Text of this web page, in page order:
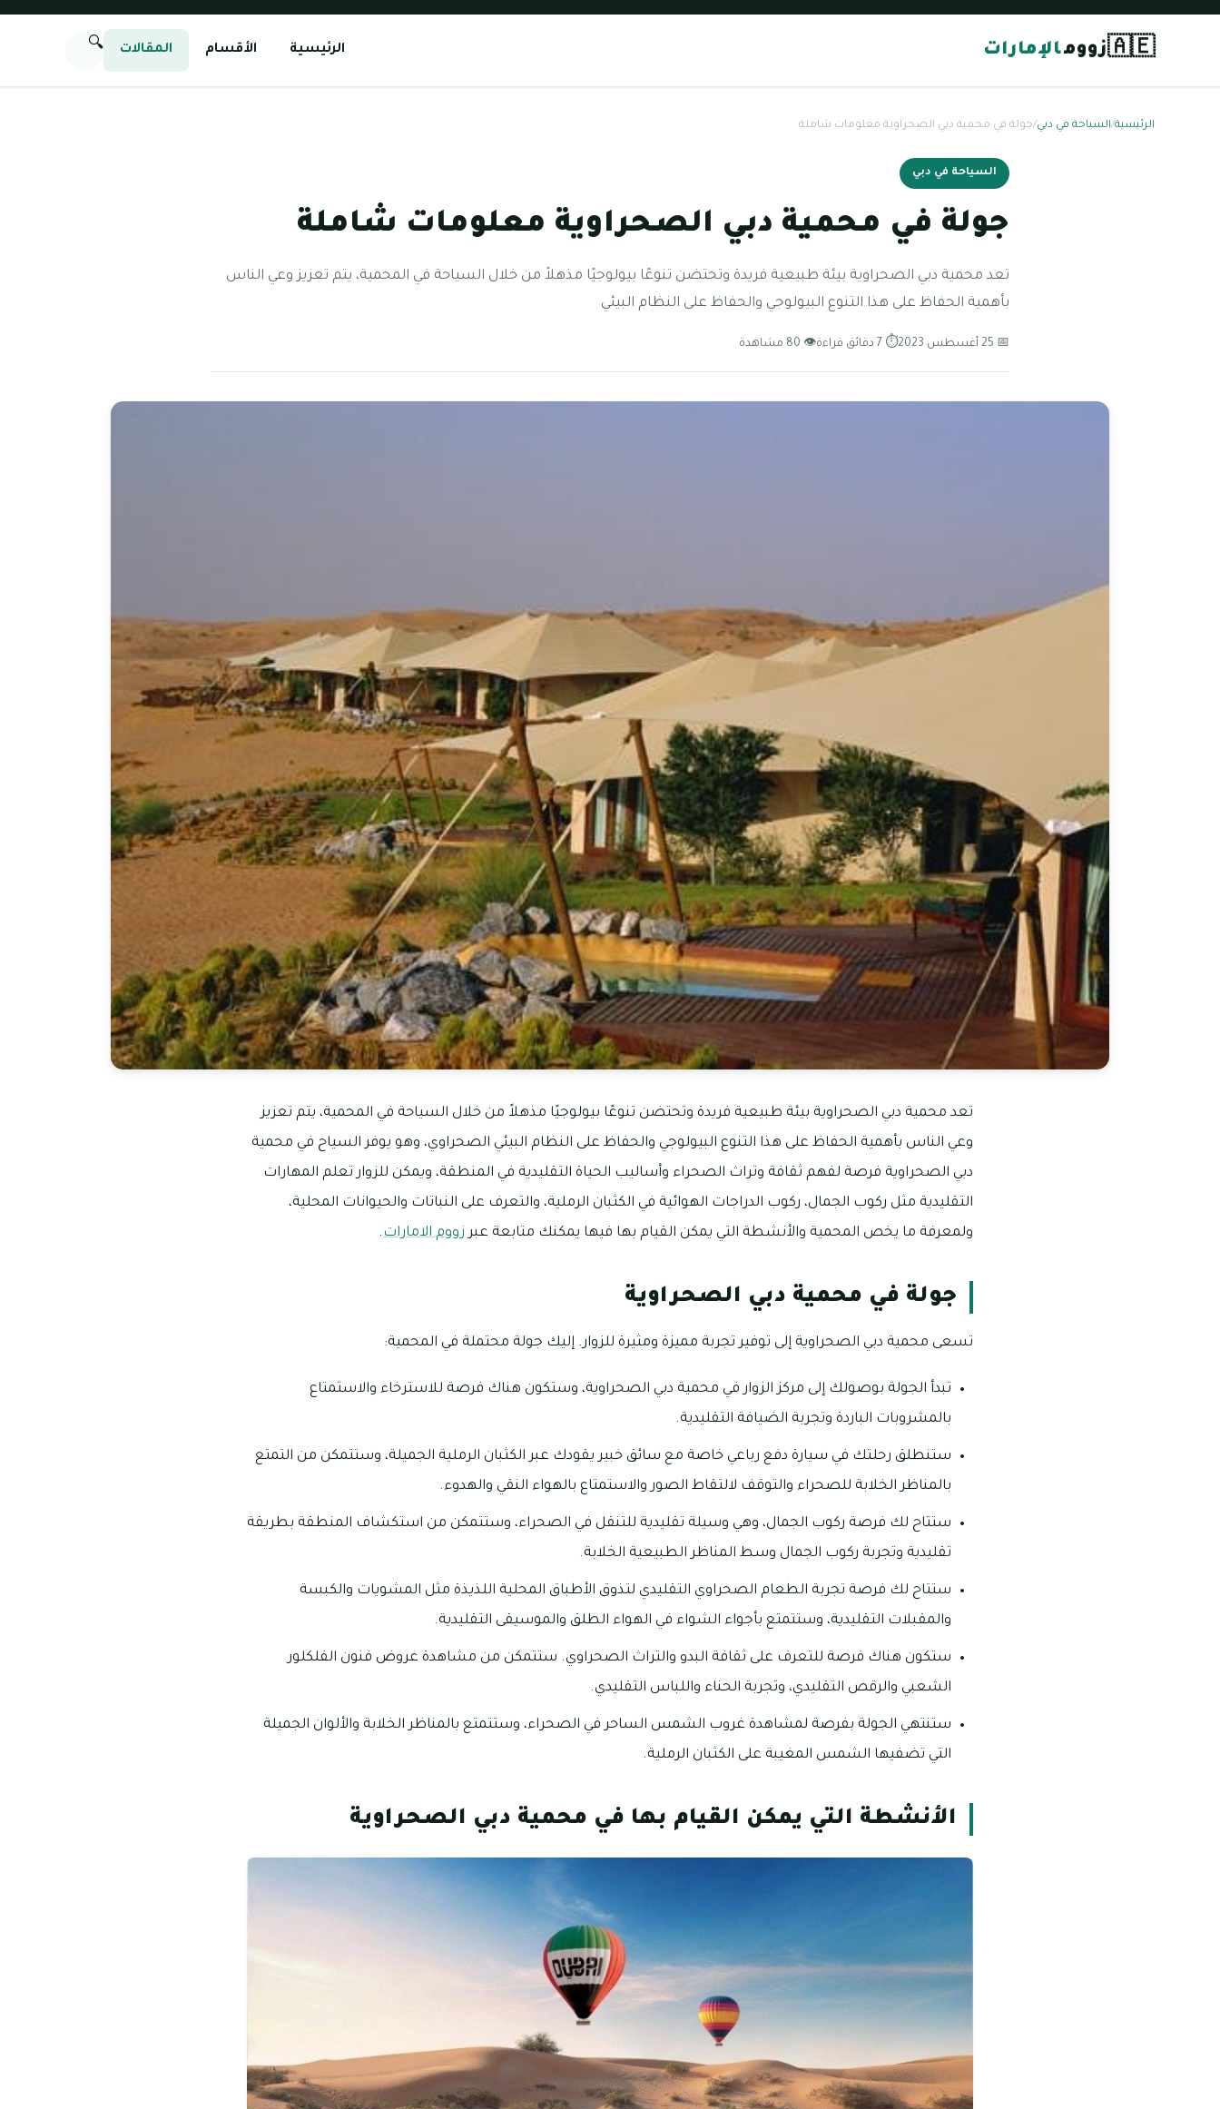
🇦🇪زوومالإمارات الرئيسية الأقسام المقالات 🔍
الرئيسية/السياحة في دبي/جولة في محمية دبي الصحراوية معلومات شاملة
السياحة في دبي
جولة في محمية دبي الصحراوية معلومات شاملة
تعد محمية دبي الصحراوية بيئة طبيعية فريدة وتحتضن تنوعًا بيولوجيًا مذهلاً من خلال السياحة في المحمية، يتم تعزيز وعي الناس
بأهمية الحفاظ على هذا التنوع البيولوجي والحفاظ على النظام البيئي
📅 25 أغسطس 2023 ⏱ 7 دقائق قراءة 👁 80 مشاهدة
تعد محمية دبي الصحراوية بيئة طبيعية فريدة وتحتضن تنوعًا بيولوجيًا مذهلاً من خلال السياحة في المحمية، يتم تعزيز
وعي الناس بأهمية الحفاظ على هذا التنوع البيولوجي والحفاظ على النظام البيئي الصحراوي، وهو يوفر السياح في محمية
دبي الصحراوية فرصة لفهم ثقافة وتراث الصحراء وأساليب الحياة التقليدية في المنطقة، ويمكن للزوار تعلم المهارات
التقليدية مثل ركوب الجمال، ركوب الدراجات الهوائية في الكثبان الرملية، والتعرف على النباتات والحيوانات المحلية،
ولمعرفة ما يخص المحمية والأنشطة التي يمكن القيام بها فيها يمكنك متابعة عبر زووم الامارات.
جولة في محمية دبي الصحراوية
تسعى محمية دبي الصحراوية إلى توفير تجربة مميزة ومثيرة للزوار. إليك جولة محتملة في المحمية:
تبدأ الجولة بوصولك إلى مركز الزوار في محمية دبي الصحراوية، وستكون هناك فرصة للاسترخاء والاستمتاع
بالمشروبات الباردة وتجربة الضيافة التقليدية.
ستنطلق رحلتك في سيارة دفع رباعي خاصة مع سائق خبير يقودك عبر الكثبان الرملية الجميلة، وستتمكن من التمتع
بالمناظر الخلابة للصحراء والتوقف لالتقاط الصور والاستمتاع بالهواء النقي والهدوء.
ستتاح لك فرصة ركوب الجمال، وهي وسيلة تقليدية للتنقل في الصحراء، وستتمكن من استكشاف المنطقة بطريقة
تقليدية وتجربة ركوب الجمال وسط المناظر الطبيعية الخلابة.
ستتاح لك فرصة تجربة الطعام الصحراوي التقليدي لتذوق الأطباق المحلية اللذيذة مثل المشويات والكبسة
والمقبلات التقليدية، وستتمتع بأجواء الشواء في الهواء الطلق والموسيقى التقليدية.
ستكون هناك فرصة للتعرف على ثقافة البدو والتراث الصحراوي. ستتمكن من مشاهدة عروض فنون الفلكلور
الشعبي والرقص التقليدي، وتجربة الحناء واللباس التقليدي.
ستنتهي الجولة بفرصة لمشاهدة غروب الشمس الساحر في الصحراء، وستتمتع بالمناظر الخلابة والألوان الجميلة
التي تضفيها الشمس المغيبة على الكثبان الرملية.
الأنشطة التي يمكن القيام بها في محمية دبي الصحراوية